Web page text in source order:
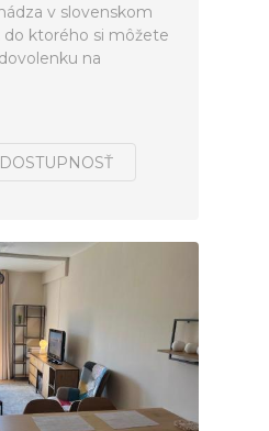
v slovenskom
ktorého si môžete
na